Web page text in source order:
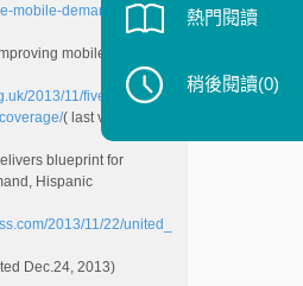
mobile-demand/
(last
mobile
2013/11/five-point-
( last visited
blueprint for
Hispanic
2013/11/22/united_
Dec.24, 2013)
熱門閱讀
稍後閱讀(0)